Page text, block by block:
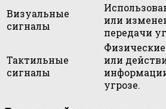
Визуальные
сигналы
или
передачи
Тактильные
сигналы
или
угрозе.